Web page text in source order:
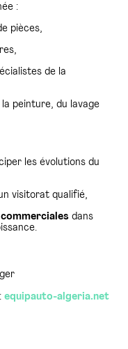
:
pièces,
de la
peinture, du lavage
les évolutions du
visitorat qualifié,
dans
equipauto-algeria.net